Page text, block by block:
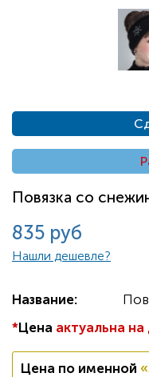
Повязка со
835 руб
Нашли дешевле?
Название:
*Цена актуальна на
Цена по именной